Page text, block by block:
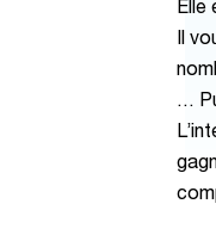
Elle
Il
…